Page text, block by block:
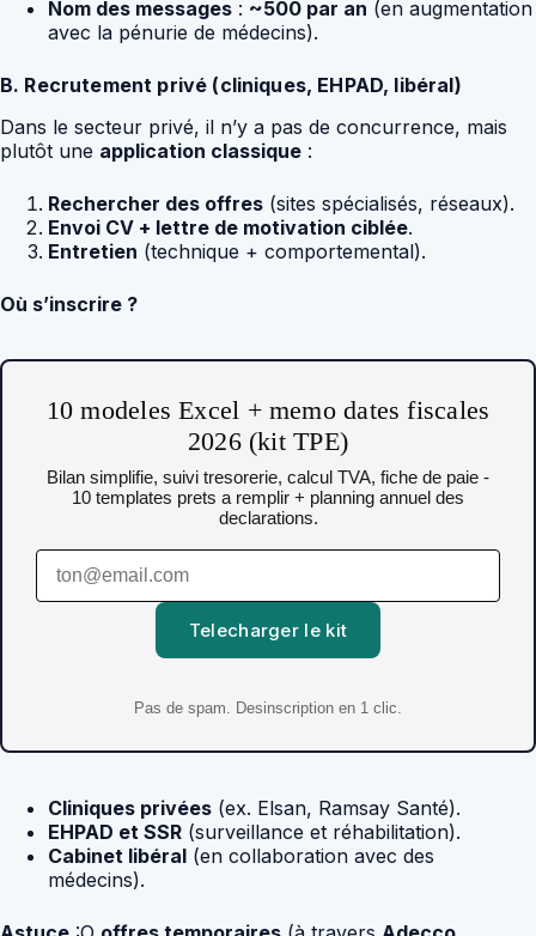
Nom des messages : ~500 par an (en augmentation
avec la pénurie de médecins).
B. Recrutement privé (cliniques, EHPAD, libéral)
Dans le secteur privé, il n’y a pas de concurrence, mais
plutôt une application classique :
Rechercher des offres (sites spécialisés, réseaux).
Envoi CV + lettre de motivation ciblée.
Entretien (technique + comportemental).
Où s’inscrire ?
10 modeles Excel + memo dates fiscales
2026 (kit TPE)
Bilan simplifie, suivi tresorerie, calcul TVA, fiche de paie -
10 templates prets a remplir + planning annuel des
declarations.
Telecharger le kit
Pas de spam. Desinscription en 1 clic.
Cliniques privées (ex. Elsan, Ramsay Santé).
EHPAD et SSR (surveillance et réhabilitation).
Cabinet libéral (en collaboration avec des
médecins).